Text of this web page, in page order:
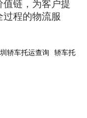
链，为客户提
程的物流服
轿车托运查询
轿车托